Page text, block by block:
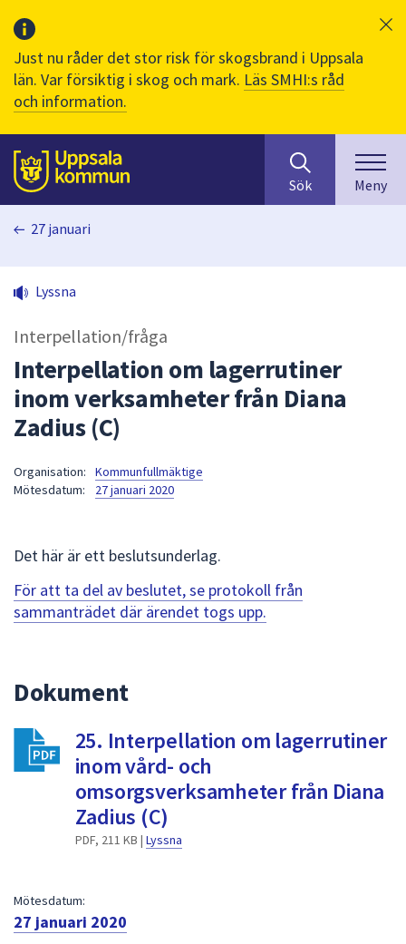
Just nu råder det stor risk för skogsbrand i Uppsala
län. Var försiktig i skog och mark. Läs SMHI:s råd
och information.
Till sidans
huvudinnehåll
efter
innehåll
på
sökfältet
kommer
sökförslag
att
navigera
mellan
att
välja
av
Sök Meny
27 januari
Lyssna
Interpellation/fråga
Interpellation om lagerrutiner
inom verksamheter från Diana
Zadius (C)
Organisation:
Kommunfullmäktige
Mötesdatum:
27 januari 2020
Det här är ett beslutsunderlag.
För att ta del av beslutet, se protokoll från
sammanträdet där ärendet togs upp.
Dokument
25. Interpellation om lagerrutiner
inom vård- och
omsorgsverksamheter från Diana
Zadius (C)
PDF, 211 KB | Lyssna
Mötesdatum:
27 januari 2020